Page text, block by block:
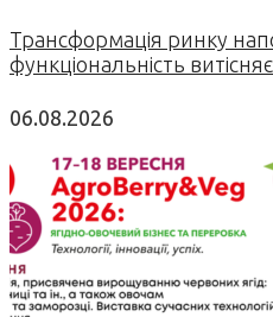
Трансформація ринку
функціональність
06.08.2026